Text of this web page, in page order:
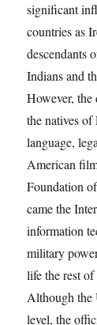
significant
countries as
descendants
Indians and
However,
the natives of
language,
American
Foundation
came the
information
military
life the rest
Although the
level, the